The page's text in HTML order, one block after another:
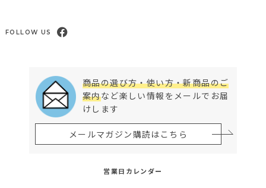
FOLLOW US
商品の選び方・使い方・新商品のご
案内など楽しい情報をメールでお届
けします
メールマガジン購読はこちら
営業日カレンダー